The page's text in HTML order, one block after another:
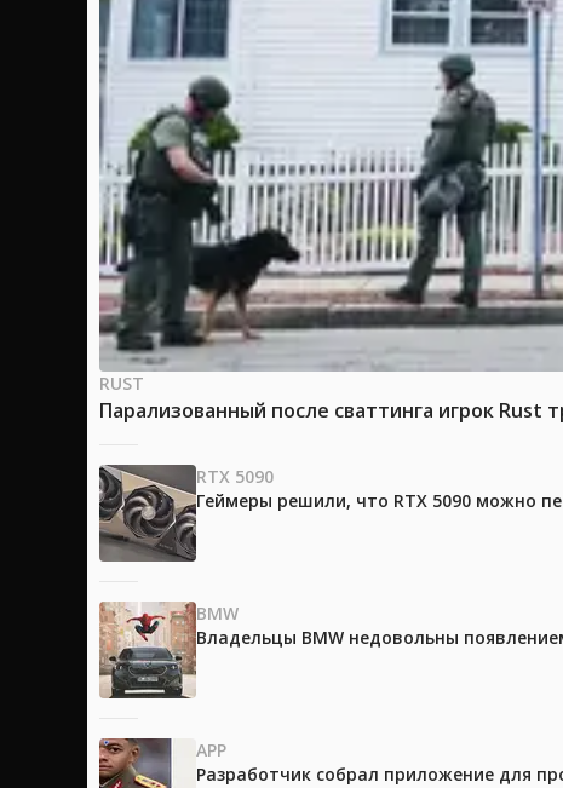
RUST
Парализованный после сваттинга игрок
RTX 5090
Геймеры решили, что RTX 5090 можно
BMW
Владельцы BMW недовольны
APP
Разработчик собрал приложение для